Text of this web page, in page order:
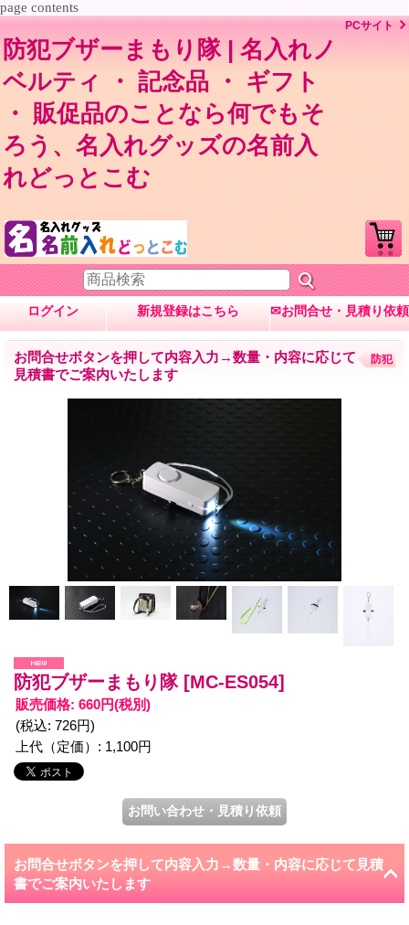
page contents
防犯ブザーまもり隊 | 名入れノ
ベルティ ・ 記念品 ・ ギフト
・ 販促品のことなら何でもそ
ろう、名入れグッズの名前入
れどっとこむ
PCサイト
ログイン 新規登録はこちら ✉お問合せ・見積り依頼
お問合せボタンを押して内容入力→数量・内容に応じて
見積書でご案内いたします
防犯
防犯ブザーまもり隊 [MC-ES054]
販売価格: 660円(税別)
(税込: 726円)
上代（定価） : 1,100円
お問合せボタンを押して内容入力→数量・内容に応じて見積
書でご案内いたします